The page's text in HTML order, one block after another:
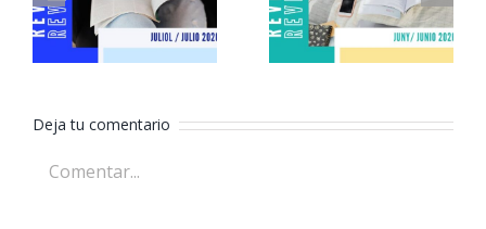
julio 2026
junio 2026
Deja tu comentario
Comentar